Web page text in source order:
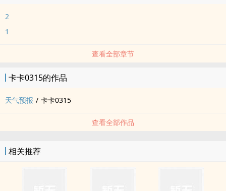
2
1
查看全部章节
卡卡0315的作品
天气预报 / 卡卡0315
查看全部作品
相关推荐